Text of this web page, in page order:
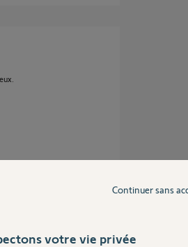
votre vie privée
Continuer sans